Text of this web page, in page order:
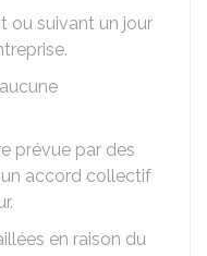
ou suivant un jour
prévue par des
un accord collectif
en raison du